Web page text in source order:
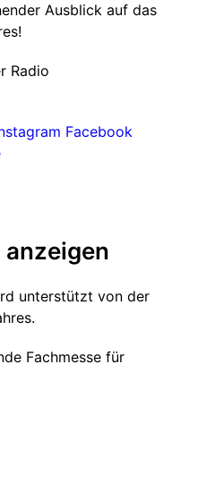
Ausblick auf das
Radio
Facebook
unterstützt von der
Fachmesse für